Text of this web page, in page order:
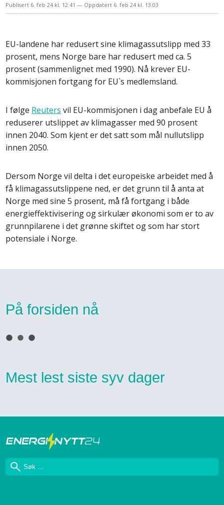
Publisert 6. feb 24 kl. 12:41 Oppdatert 6. feb 24 kl. 13:03
EU-landene har redusert sine klimagassutslipp med 33
prosent, mens Norge bare har redusert med ca. 5
prosent (sammenlignet med 1990). Nå krever EU-
kommisjonen fortgang for EU`s medlemsland.
I følge Reuters vil EU-kommisjonen i dag anbefale EU å
reduserer utslippet av klimagasser med 90 prosent
innen 2040. Som kjent er det satt som mål nullutslipp
innen 2050.
Dersom Norge vil delta i det europeiske arbeidet med å
få klimagassutslippene ned, er det grunn til å anta at
Norge med sine 5 prosent, må få fortgang i både
energieffektivisering og sirkulær økonomi som er to av
grunnpilarene i det grønne skiftet og som har stort
potensiale i Norge.
På forsiden nå
Mest lest siste syv dager
Søk